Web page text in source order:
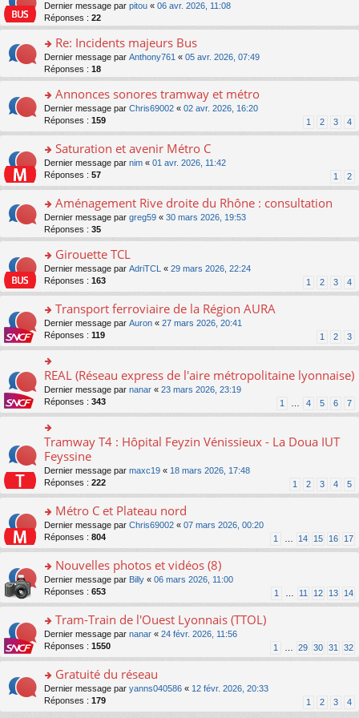
c
e
nt
pl
u
ré
c
e
nt
n
o
n
lu
le
pl
u
ré
c
e
nt
s
a
e
n
o
n
lu
le
pl
u
ré
c
e
nt
er
le
m
e
s
s
a
e
n
o
n
lu
le
pl
ré
c
e
nt
o
n
s
ult
er
le
m
e
s
s
a
g
e
n
o
n
le
pl
u
ré
c
e
nt
Dernier message par pitou « 06 avr. 2026, 11:08
Réponses : 22
o
n
s
ult
er
le
s
s
a
g
e
n
o
n
le
pl
u
s
ré
c
e
nt
Re: Incidents majeurs Bus
Dernier message par Anthony761 « 05 avr. 2026, 07:49
Réponses : 18
o
n
s
ult
er
le
m
e
s
s
a
g
e
n
o
le
pl
u
s
ré
c
e
nt
Annonces sonores tramway et métro
Dernier message par Chris69002 « 02 avr. 2026, 16:20
Réponses : 159 1 2 3 4
o
n
s
ult
er
le
m
s
s
a
g
e
n
o
le
pl
u
s
ré
c
e
nt
Saturation et avenir Métro C
Dernier message par nim « 01 avr. 2026, 11:42
Réponses : 57 1 2
o
n
s
ult
er
le
s
s
a
g
e
n
o
n
pl
u
s
ré
c
e
Aménagement Rive droite du Rhône : consultation
Dernier message par greg59 « 30 mars 2026, 19:53
Réponses : 35
o
n
s
ult
er
le
m
e
s
s
a
g
e
n
o
n
lu
le
pl
u
s
ré
c
Girouette TCL
Dernier message par AdriTCL « 29 mars 2026, 22:24
Réponses : 163 1 2 3 4
o
n
s
ult
er
le
m
e
s
s
g
e
n
lu
le
pl
u
s
ré
c
Transport ferroviaire de la Région AURA
Dernier message par Auron « 27 mars 2026, 20:41
Réponses : 119 1 2 3
o
n
s
er
le
m
e
s
s
a
g
e
n
o
n
lu
le
pl
u
ré
c
e
nt
REAL (Réseau express de l'aire métropolitaine lyonnaise)
Dernier message par nanar « 23 mars 2026, 23:19
Réponses : 343 1 4 5 6 7
o
n
ult
er
le
m
e
s
s
a
g
e
n
o
n
lu
le
pl
s
ré
c
Tramway T4 : Hôpital Feyzin Vénissieux - La Doua IUT
Feyssine
Dernier message par maxc19 « 18 mars 2026, 17:48
Réponses : 222 1 2 3 4 5
o
n
s
ult
er
le
m
e
s
s
a
g
n
o
n
Métro C et Plateau nord
Dernier message par Chris69002 « 07 mars 2026, 00:20
Réponses : 804 1 14 15 16 17
o
n
s
ult
er
le
m
e
s
s
a
g
Nouvelles photos et vidéos (8)
Dernier message par Billy « 06 mars 2026, 11:00
Réponses : 653 1 11 12 13 14
o
n
s
ult
er
le
m
Tram-Train de l'Ouest Lyonnais (TTOL)
Dernier message par nanar « 24 févr. 2026, 11:56
Réponses : 1550 1 29 30 31 32
o
n
s
Gratuité du réseau
Dernier message par yanns040586 « 12 févr. 2026, 20:33
Réponses : 179 1 2 3 4